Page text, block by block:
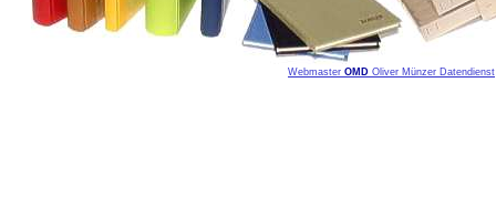
Webmaster OMD Oliver Münzer Datendienst